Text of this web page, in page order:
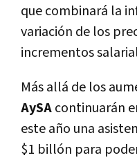
que combinará la
variación de los
incrementos
Más allá de los
AySAcontinuarán
este año una
$1 billón para